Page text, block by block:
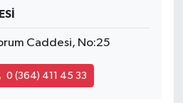
Caddesi, No:25
0 (364) 411 45 33